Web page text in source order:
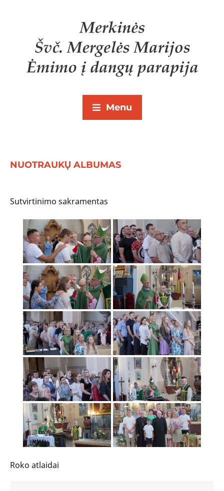
Menu
NUOTRAUKŲ ALBUMAS
Sutvirtinimo sakramentas
Roko atlaidai